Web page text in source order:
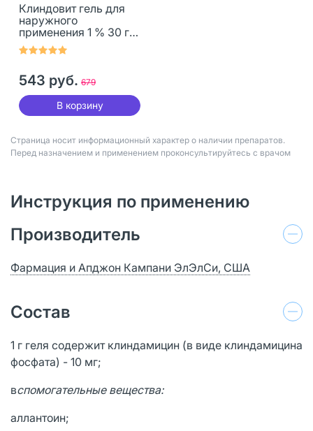
Клиндовит гель для
наружного
применения 1 % 30 г 1
шт
543 руб. 679
В корзину
Страница носит информационный характер о наличии препаратов.
Перед назначением и применением проконсультируйтесь с врачом
Инструкция по применению
Производитель
Фармация и Апджон Кампани ЭлЭлСи, США
Состав
1 г геля содержит клиндамицин (в виде клиндамицина
фосфата) - 10 мг;
вспомогательные вещества:
аллантоин;